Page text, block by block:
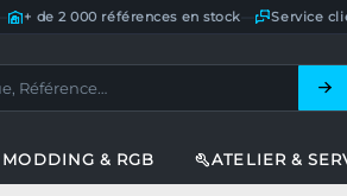
+ de 2 000 références en stock Service
MODDING & RGB ATELIER &